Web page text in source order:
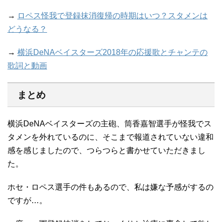
→ ロペス怪我で登録抹消復帰の時期はいつ？スタメンは
どうなる？
→ 横浜DeNAベイスターズ2018年の応援歌とチャンテの
歌詞と動画
まとめ
横浜DeNAベイスターズの主砲、筒香嘉智選手が怪我でス
タメンを外れているのに、そこまで報道されていない違和
感を感じましたので、つらつらと書かせていただきまし
た。
ホセ・ロペス選手の件もあるので、私は嫌な予感がするの
ですが…。